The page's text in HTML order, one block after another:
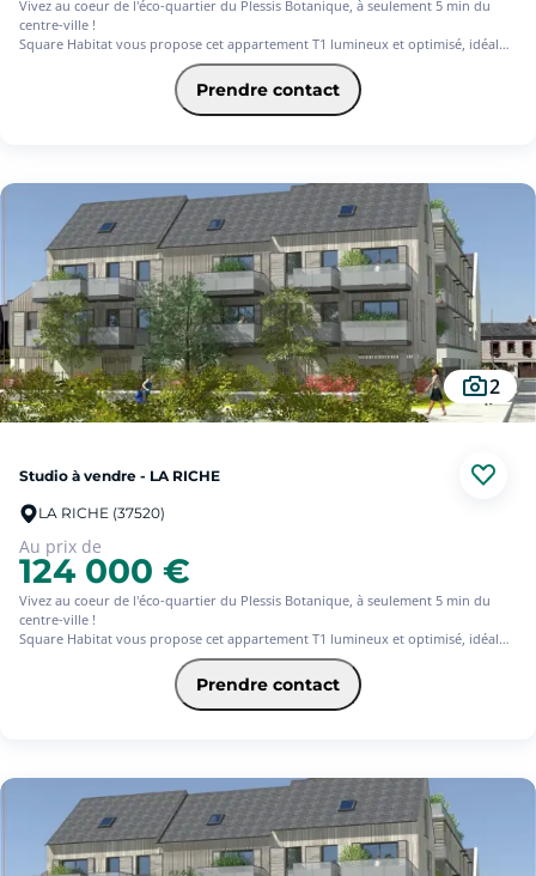
Vivez au coeur de l'éco-quartier du Plessis Botanique, à seulement 5 min du
centre-ville !
Square Habitat vous propose cet appartement T1 lumineux et optimisé, idéal
pour un 1er achat ou un investissement locatif. Dans un cadre agréable à deux
pas du Jardin Botanique, des commerces, des transports et des établissements
scolaires. Profitez d'un quartier avec toutes les commodités à proximité.
Confort, lumière naturelle et bien-être au quotidien : tout a été imaginé pour
Prendre contact
2
Studio à vendre - LA RICHE
LA RICHE (37520)
Au prix de
124 000 €
Vivez au coeur de l'éco-quartier du Plessis Botanique, à seulement 5 min du
centre-ville !
Square Habitat vous propose cet appartement T1 lumineux et optimisé, idéal
pour un 1er achat ou un investissement locatif. Dans un cadre agréable à deux
pas du Jardin Botanique, des commerces, des transports et des établissements
scolaires. Profitez d'un quartier avec toutes les commodités à proximité.
Confort, lumière naturelle et bien-être au quotidien : tout a été imaginé pour
Prendre contact